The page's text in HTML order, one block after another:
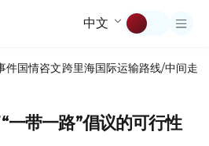
中文
件国情咨文跨里海国际运输路线/中间走廊
一带一路”倡议的可行性